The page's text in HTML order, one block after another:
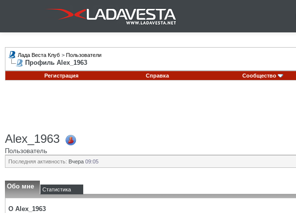
Лада Веста Клуб > Пользователи
Профиль Alex_1963
Регистрация
Справка Сообщество
Alex_1963
Пользователь
Последняя активность: Вчера 09:05
Обо мне Статистика
О Alex_1963